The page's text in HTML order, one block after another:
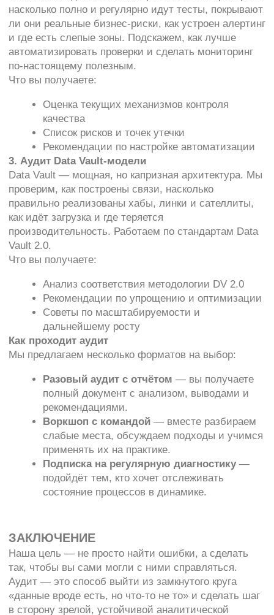
ПОПРОБОВАТЬ БЕСПЛАТНО
Кейсы
Блог:
Экспертные статьи
Мероприятия
Новости компании
О компании
Контакты
Главная
Наши решения:
Планировщик
SpacePlanner
Разработка BI-
аналитики
Ласмарт.Обмен
партнерами
Ласмарт.Аналитика
для розницы
Ласмарт. Аналитика
для дистрибьютеров
Автодокументация
Ласмарт.
Качество данных
8 800 350 06 58
info@lasmart.ru
Горячая линия
конфиденциальности